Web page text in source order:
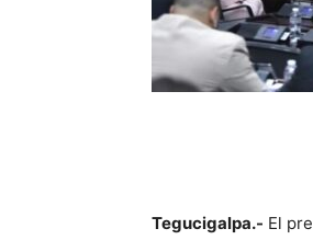
Tegucigalpa.- El